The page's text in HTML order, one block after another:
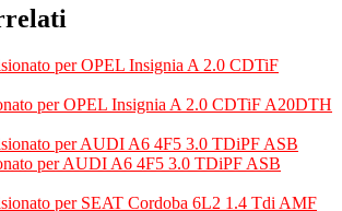
per OPEL Insignia A 2.0 CDTiF A20DTH
per AUDI A6 4F5 3.0 TDiPF ASB